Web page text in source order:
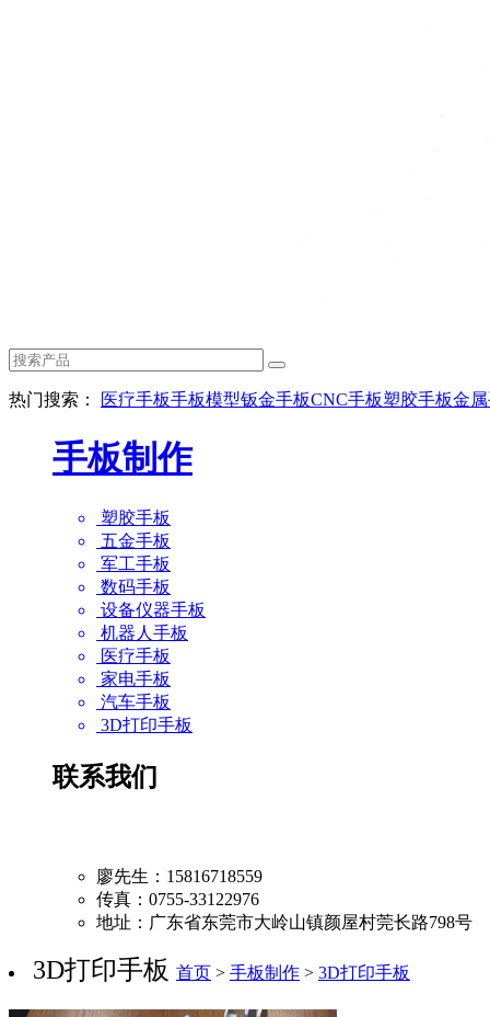
热门搜索： 医疗手板手板模型钣金手板CNC手板塑胶手板金
手板制作
塑胶手板
五金手板
军工手板
数码手板
设备仪器手板
机器人手板
医疗手板
家电手板
汽车手板
3D打印手板
联系我们
廖先生：15816718559
传真：0755-33122976
地址：广东省东莞市大岭山镇颜屋村莞长路798号
3D打印手板 首页 > 手板制作 > 3D打印手板